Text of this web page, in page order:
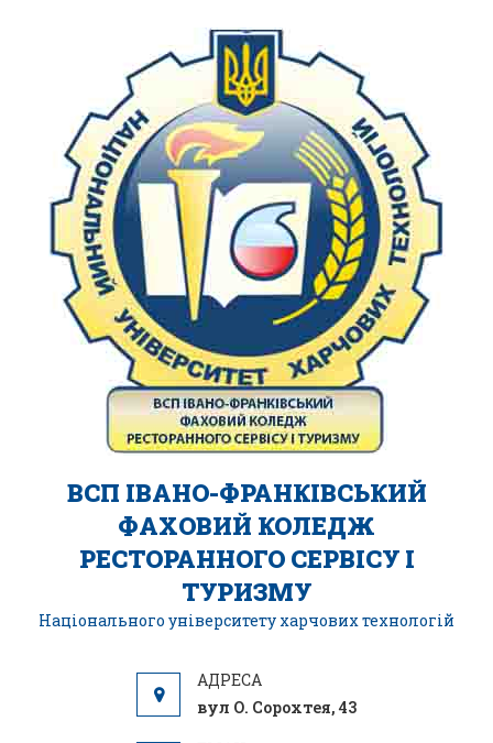
ВСП ІВАНО-ФРАНКІВСЬКИЙ
ФАХОВИЙ КОЛЕДЖ
РЕСТОРАННОГО СЕРВІСУ І
ТУРИЗМУ
Національного університету харчових технологій
вул О. Сорохтея, 43